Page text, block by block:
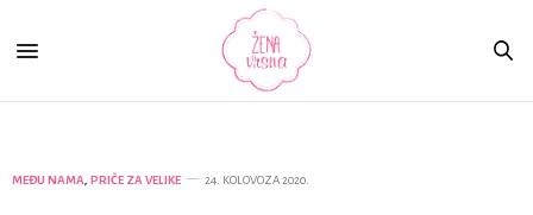
MEĐU NAMA, PRIČE ZA VELIKE 24. KOLOVOZA 2020.